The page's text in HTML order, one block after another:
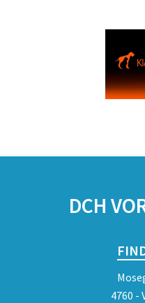
DCH
4760 -